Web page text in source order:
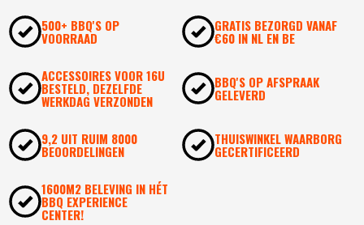
500+ BBQ'S OP
VOORRAAD
GRATIS BEZORGD VANAF
€60 IN NL EN BE
ACCESSOIRES VOOR 16U
BESTELD, DEZELFDE
WERKDAG VERZONDEN
BBQ'S OP AFSPRAAK
GELEVERD
9,2 UIT RUIM 8000
BEOORDELINGEN
THUISWINKEL WAARBORG
GECERTIFICEERD
1600M2 BELEVING IN HÉT
BBQ EXPERIENCE
CENTER!